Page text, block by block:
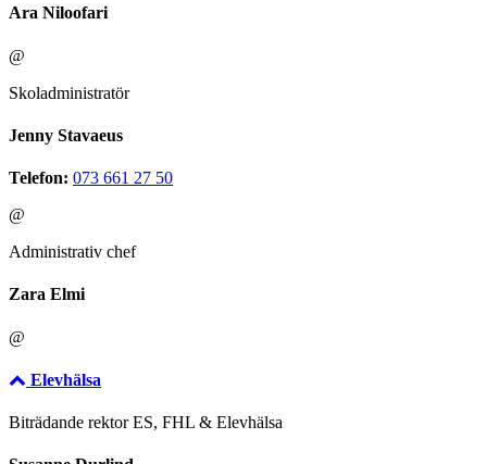
Ara Niloofari
@
Skoladministratör
Jenny Stavaeus
Telefon: 073 661 27 50
@
Administrativ chef
Zara Elmi
@
Elevhälsa
Biträdande rektor ES, FHL & Elevhälsa